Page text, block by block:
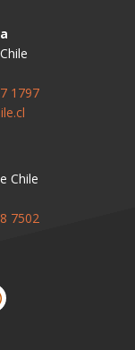
1797
Chile
7502